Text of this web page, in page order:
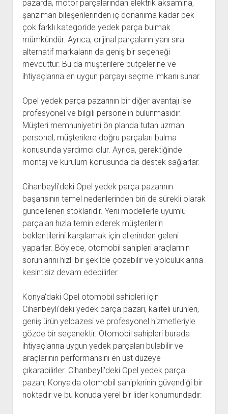
pazarda, motor parçalarından elektrik aksamına,
şanzıman bileşenlerinden iç donanıma kadar pek
çok farklı kategoride yedek parça bulmak
mümkündür. Ayrıca, orijinal parçaların yanı sıra
alternatif markaların da geniş bir seçeneği
mevcuttur. Bu da müşterilere bütçelerine ve
ihtiyaçlarına en uygun parçayı seçme imkanı sunar.
Opel yedek parça pazarının bir diğer avantajı ise
profesyonel ve bilgili personelin bulunmasıdır.
Müşteri memnuniyetini ön planda tutan uzman
personel, müşterilere doğru parçaları bulma
konusunda yardımcı olur. Ayrıca, gerektiğinde
montaj ve kurulum konusunda da destek sağlarlar.
Cihanbeyli'deki Opel yedek parça pazarının
başarısının temel nedenlerinden biri de sürekli olarak
güncellenen stoklarıdır. Yeni modellerle uyumlu
parçaları hızla temin ederek müşterilerin
beklentilerini karşılamak için ellerinden geleni
yaparlar. Böylece, otomobil sahipleri araçlarının
sorunlarını hızlı bir şekilde çözebilir ve yolculuklarına
kesintisiz devam edebilirler.
Konya'daki Opel otomobil sahipleri için
Cihanbeyli'deki yedek parça pazarı, kaliteli ürünleri,
geniş ürün yelpazesi ve profesyonel hizmetleriyle
gözde bir seçenektir. Otomobil sahipleri burada
ihtiyaçlarına uygun yedek parçaları bulabilir ve
araçlarının performansını en üst düzeye
çıkarabilirler. Cihanbeyli'deki Opel yedek parça
pazarı, Konya'da otomobil sahiplerinin güvendiği bir
noktadır ve bu konuda yerel bir lider konumundadır.